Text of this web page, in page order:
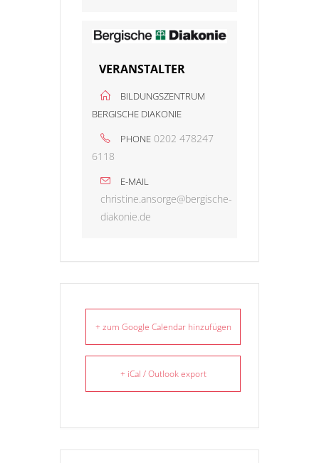
VERANSTALTER
BILDUNGSZENTRUM
BERGISCHE DIAKONIE
PHONE 0202 478247
6118
E-MAIL
christine.ansorge@bergische-
diakonie.de
+ zum Google Calendar hinzufügen
+ iCal / Outlook export